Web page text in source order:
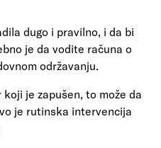
dugo i pravilno, i da bi
je da vodite računa o
održavanju.
je zapušen, to može da
je rutinska intervencija